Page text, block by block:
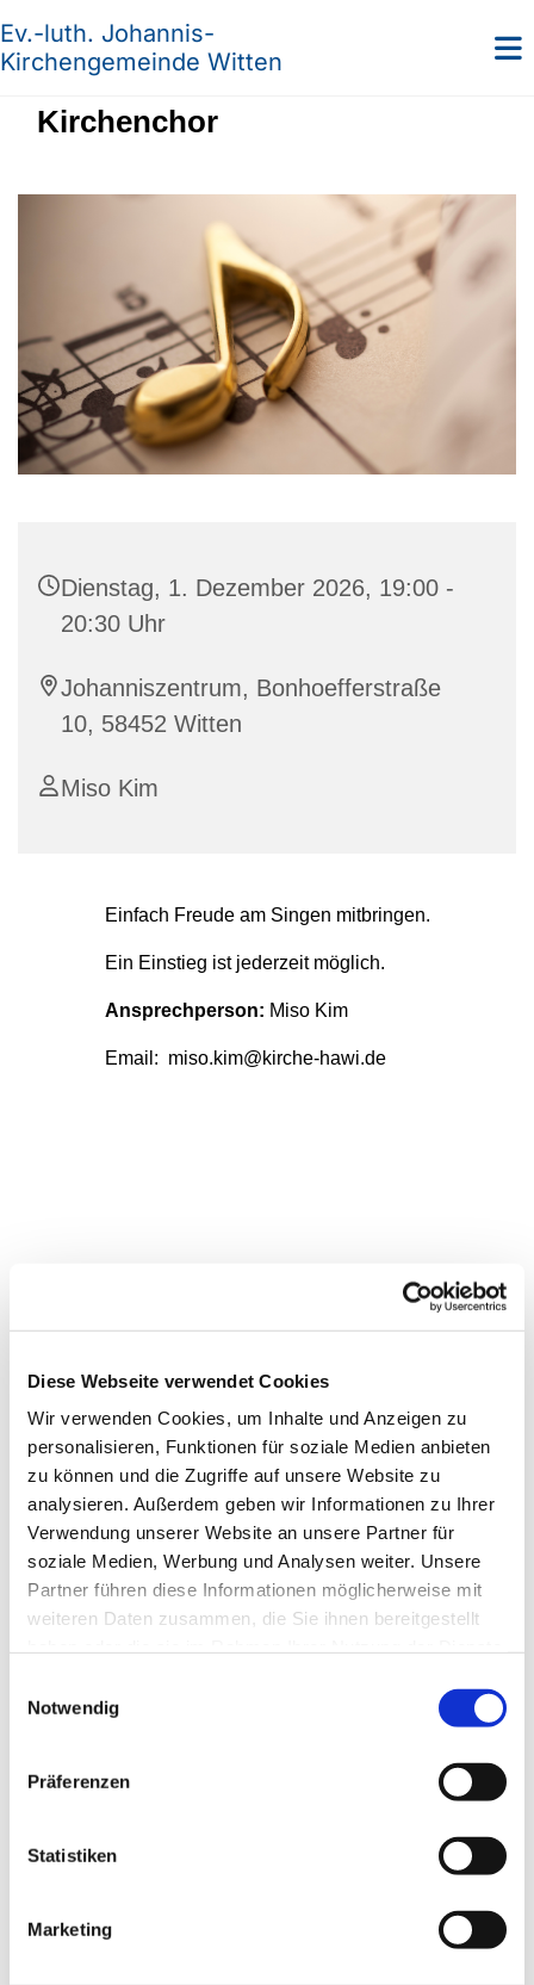
Diese Webseite verwendet Cookies
Wir verwenden Cookies, um Inhalte und Anzeigen zu
personalisieren, Funktionen für soziale Medien anbieten
zu können und die Zugriffe auf unsere Website zu
analysieren. Außerdem geben wir Informationen zu Ihrer
Verwendung unserer Website an unsere Partner für
soziale Medien, Werbung und Analysen weiter. Unsere
Partner führen diese Informationen möglicherweise mit
weiteren Daten zusammen, die Sie ihnen bereitgestellt
Notwendig
Präferenzen
Statistiken
Marketing
Ev.-luth. Johannis-
Kirchengemeinde Witten
Kirchenchor
Dienstag, 1. Dezember 2026, 19:00 -
20:30 Uhr
Johanniszentrum, Bonhoefferstraße
10, 58452 Witten
Miso Kim
Einfach Freude am Singen mitbringen.
Ein Einstieg ist jederzeit möglich.
Ansprechperson: Miso Kim
Email: miso.kim@kirche-hawi.de
Dies könnte Sie auch